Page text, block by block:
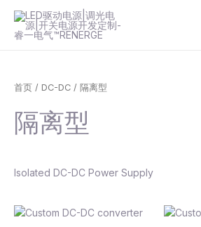
首页 / DC-DC / 隔离型
隔离型
Isolated DC-DC Power Supply